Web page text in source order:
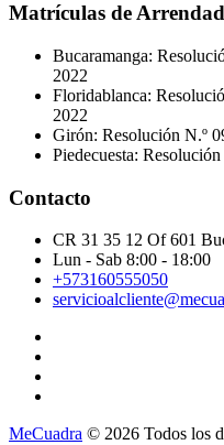
Matrículas de
Bucaramanga:
2022
Floridablanca:
2022
Girón: Resolución N.º
Piedecuesta:
Contacto
CR 31 35 12 Of 601
Lun - Sab 8:00 - 18:00
+573160555050
MeCuadra © 2026 Todos los